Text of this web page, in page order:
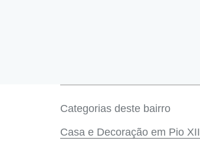
Categorias deste bairro
Casa e Decoração em Pio XII